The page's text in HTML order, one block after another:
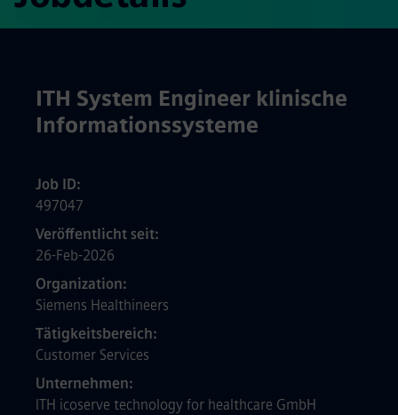
ITH System Engineer klinische
Informationssysteme
Job ID
497047
Veröffentlicht seit
26-Feb-2026
Organization
Siemens Healthineers
Tätigkeitsbereich
Customer Services
Unternehmen
ITH icoserve technology for healthcare GmbH